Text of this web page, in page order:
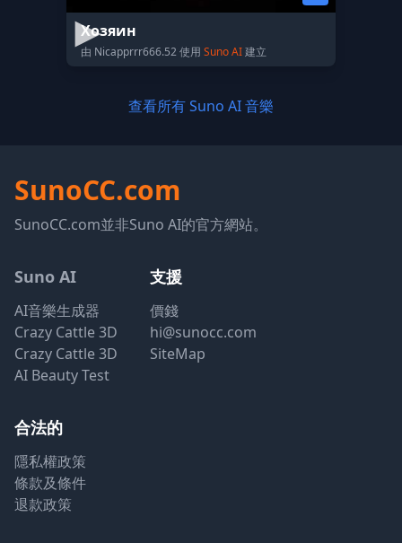
Хозяин
由 Nicapprrr666.52 使用 Suno AI建立
查看所有 Suno AI 音樂
SunoCC.com
SunoCC.com並非Suno AI的官方網站。
Suno AI
AI音樂生成器
Crazy Cattle 3D
Crazy Cattle 3D
AI Beauty Test
支援
價錢
hi@sunocc.com
SiteMap
合法的
隱私權政策
條款及條件
退款政策